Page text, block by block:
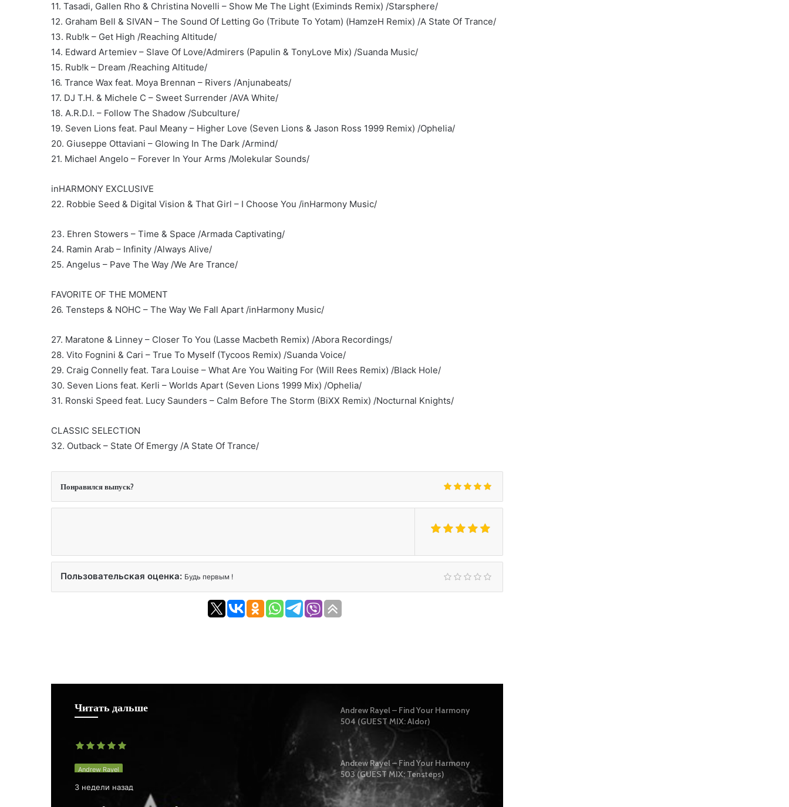
11. Tasadi, Gallen Rho & Christina Novelli – Show Me The Light (Eximinds Remix) /Starsphere/
12. Graham Bell & SIVAN – The Sound Of Letting Go (Tribute To Yotam) (HamzeH Remix) /A State Of Trance/
13. Rub!k – Get High /Reaching Altitude/
14. Edward Artemiev – Slave Of Love/Admirers (Papulin & TonyLove Mix) /Suanda Music/
15. Rub!k – Dream /Reaching Altitude/
16. Trance Wax feat. Moya Brennan – Rivers /Anjunabeats/
17. DJ T.H. & Michele C – Sweet Surrender /AVA White/
18. A.R.D.I. – Follow The Shadow /Subculture/
19. Seven Lions feat. Paul Meany – Higher Love (Seven Lions & Jason Ross 1999 Remix) /Ophelia/
20. Giuseppe Ottaviani – Glowing In The Dark /Armind/
21. Michael Angelo – Forever In Your Arms /Molekular Sounds/
inHARMONY EXCLUSIVE
22. Robbie Seed & Digital Vision & That Girl – I Choose You /inHarmony Music/
23. Ehren Stowers – Time & Space /Armada Captivating/
24. Ramin Arab – Infinity /Always Alive/
25. Angelus – Pave The Way /We Are Trance/
FAVORITE OF THE MOMENT
26. Tensteps & NOHC – The Way We Fall Apart /inHarmony Music/
27. Maratone & Linney – Closer To You (Lasse Macbeth Remix) /Abora Recordings/
28. Vito Fognini & Cari – True To Myself (Tycoos Remix) /Suanda Voice/
29. Craig Connelly feat. Tara Louise – What Are You Waiting For (Will Rees Remix) /Black Hole/
30. Seven Lions feat. Kerli – Worlds Apart (Seven Lions 1999 Mix) /Ophelia/
31. Ronski Speed feat. Lucy Saunders – Calm Before The Storm (BiXX Remix) /Nocturnal Knights/
CLASSIC SELECTION
32. Outback – State Of Emergy /A State Of Trance/
Понравился выпуск?
Пользовательская оценка: Будь первым !
Читать дальше
Andrew Rayel
3 недели назад
Andrew Rayel – Find Your Harmony
504 (GUEST MIX: Aldor)
Andrew Rayel – Find Your Harmony
503 (GUEST MIX: Tensteps)